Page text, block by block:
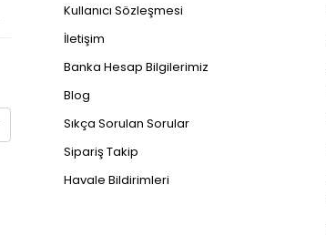
Kullanıcı Sözleşmesi
İletişim
Banka Hesap Bilgilerimiz
Blog
Sıkça Sorulan Sorular
Sipariş Takip
Havale Bildirimleri